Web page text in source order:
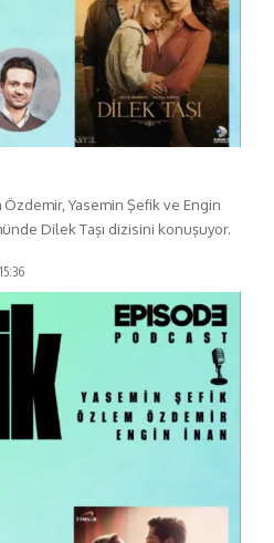
Yasemin Şefik ve Engin
Dilek Taşı dizisini konuşuyor.